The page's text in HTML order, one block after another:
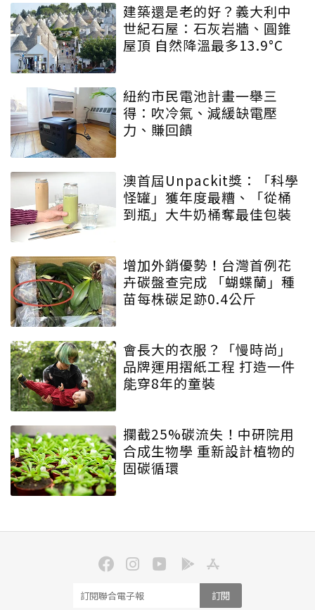
建築還是老的好？義大利中
世紀石屋：石灰岩牆、圓錐
屋頂 自然降溫最多13.9°C
紐約市民電池計畫一舉三
得：吹冷氣、減緩缺電壓
力、賺回饋
澳首屆Unpackit獎：「科學
怪罐」獲年度最糟、「從桶
到瓶」大牛奶桶奪最佳包裝
增加外銷優勢！台灣首例花
卉碳盤查完成 「蝴蝶蘭」種
苗每株碳足跡0.4公斤
會長大的衣服？「慢時尚」
品牌運用摺紙工程 打造一件
能穿8年的童裝
攔截25%碳流失！中研院用
合成生物學 重新設計植物的
固碳循環
訂閱